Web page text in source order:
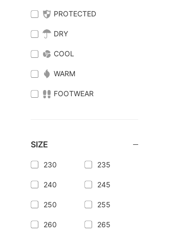
PROTECTED
DRY
COOL
WARM
FOOTWEAR
SIZE
230 235
240 245
250 255
260 265